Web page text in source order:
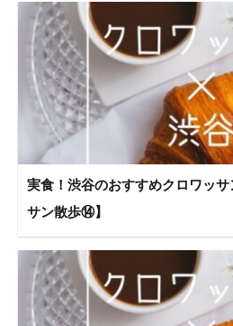
実食！渋谷のおすすめクロワッ
サン散歩⑭】